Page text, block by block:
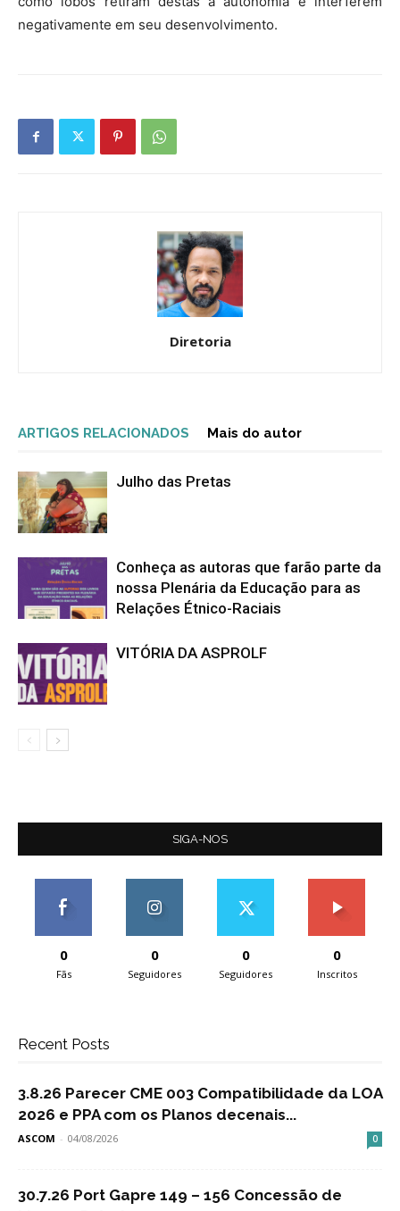
negativamente em seu desenvolvimento.
Diretoria
ARTIGOS RELACIONADOS Mais do autor
Julho das Pretas
Conheça as autoras que farão parte da
nossa Plenária da Educação para as
Relações Étnico-Raciais
VITÓRIA DA ASPROLF
SIGA-NOS
0
Fãs
0
Seguidores
0
Seguidores
0
Inscritos
Recent Posts
3.8.26 Parecer CME 003 Compatibilidade da LOA
2026 e PPA com os Planos decenais...
ASCOM - 04/08/2026 0
30.7.26 Port Gapre 149 – 156 Concessão de